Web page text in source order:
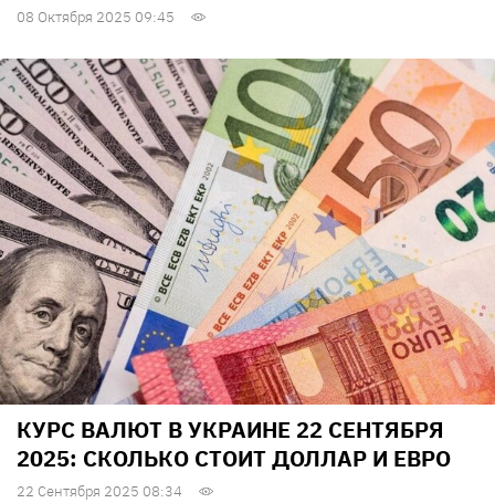
08 Октября 2025 09:45
КУРС ВАЛЮТ В УКРАИНЕ 22 СЕНТЯБРЯ
2025: СКОЛЬКО СТОИТ ДОЛЛАР И ЕВРО
22 Сентября 2025 08:34